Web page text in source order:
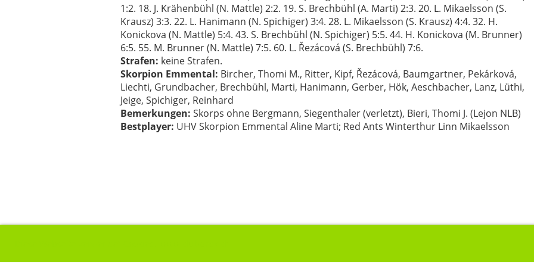
1:2. 18. J. Krähenbühl (N. Mattle) 2:2. 19. S. Brechbühl (A. Marti) 2:3. 20. L. Mikaelsson (S.
Krausz) 3:3. 22. L. Hanimann (N. Spichiger) 3:4. 28. L. Mikaelsson (S. Krausz) 4:4. 32. H.
Konickova (N. Mattle) 5:4. 43. S. Brechbühl (N. Spichiger) 5:5. 44. H. Konickova (M. Brunner)
6:5. 55. M. Brunner (N. Mattle) 7:5. 60. L. Řezácová (S. Brechbühl) 7:6.
Strafen: keine Strafen.
Skorpion Emmental: Bircher, Thomi M., Ritter, Kipf, Řezácová, Baumgartner, Pekárková,
Liechti, Grundbacher, Brechbühl, Marti, Hanimann, Gerber, Hök, Aeschbacher, Lanz, Lüthi,
Jeige, Spichiger, Reinhard
Bemerkungen: Skorps ohne Bergmann, Siegenthaler (verletzt), Bieri, Thomi J. (Lejon NLB)
Bestplayer: UHV Skorpion Emmental Aline Marti; Red Ants Winterthur Linn Mikaelsson